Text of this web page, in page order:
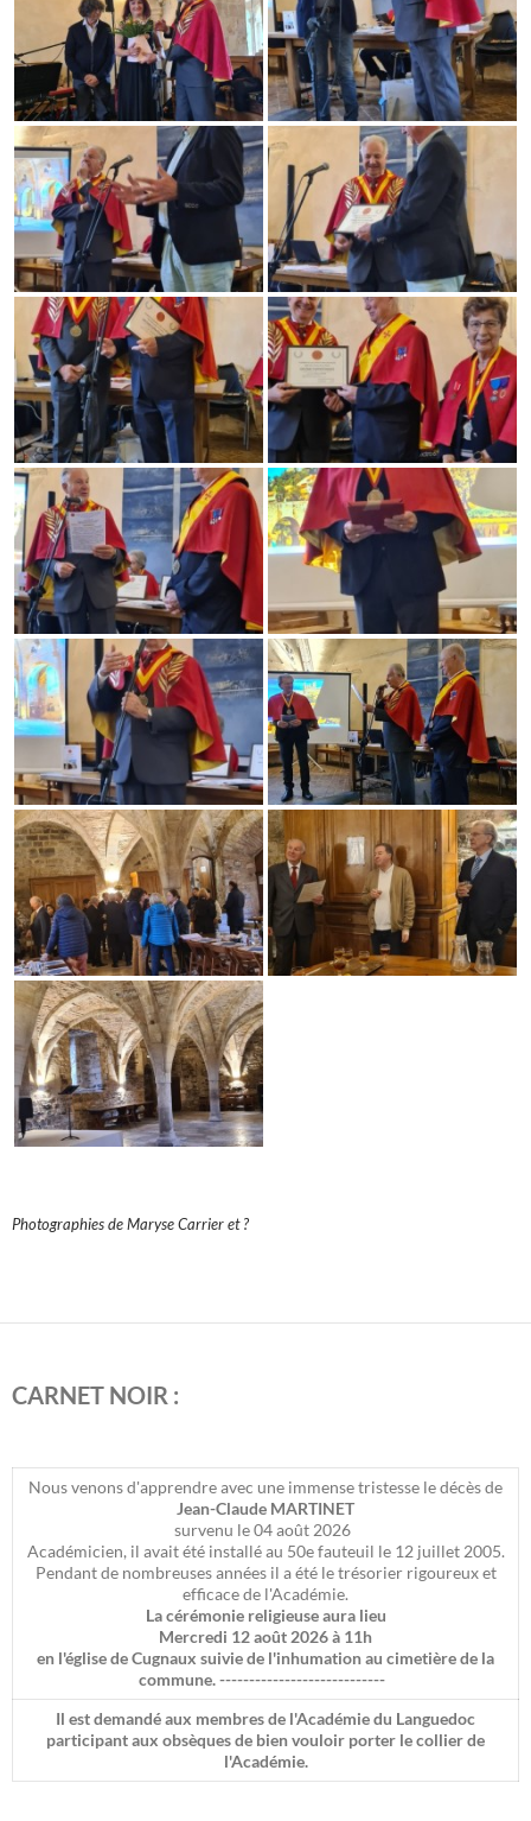
Photographies de Maryse Carrier et ?
CARNET NOIR :
Nous venons d'apprendre avec une immense tristesse le décès de
Jean-Claude MARTINET
survenu le 04 août 2026
Académicien, il avait été installé au 50e fauteuil le 12 juillet 2005.
Pendant de nombreuses années il a été le trésorier rigoureux et
efficace de l'Académie.
La cérémonie religieuse aura lieu
Mercredi 12 août 2026 à 11h
en l'église de Cugnaux suivie de l'inhumation au cimetière de la
commune.----------------------------
Il est demandé aux membres de l'Académie du Languedoc
participant aux obsèques de bien vouloir porter le collier de
l'Académie.